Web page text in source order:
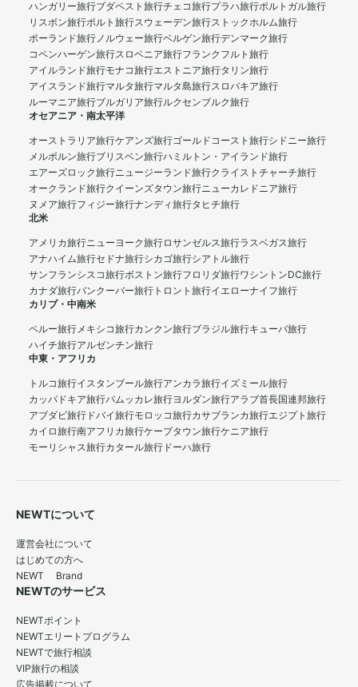
ハンガリー旅行ブダペスト旅行チェコ旅行プラハ旅行ポルトガル旅行
リスボン旅行ポルト旅行スウェーデン旅行ストックホルム旅行
ポーランド旅行ノルウェー旅行ベルゲン旅行デンマーク旅行
コペンハーゲン旅行スロベニア旅行フランクフルト旅行
アイルランド旅行モナコ旅行エストニア旅行タリン旅行
アイスランド旅行マルタ旅行マルタ島旅行スロバキア旅行
ルーマニア旅行ブルガリア旅行ルクセンブルク旅行
オセアニア・南太平洋
オーストラリア旅行ケアンズ旅行ゴールドコースト旅行シドニー旅行
メルボルン旅行ブリスベン旅行ハミルトン・アイランド旅行
エアーズロック旅行ニュージーランド旅行クライストチャーチ旅行
オークランド旅行クイーンズタウン旅行ニューカレドニア旅行
ヌメア旅行フィジー旅行ナンディ旅行タヒチ旅行
北米
アメリカ旅行ニューヨーク旅行ロサンゼルス旅行ラスベガス旅行
アナハイム旅行セドナ旅行シカゴ旅行シアトル旅行
サンフランシスコ旅行ボストン旅行フロリダ旅行ワシントンDC旅行
カナダ旅行バンクーバー旅行 トロント旅行イエローナイフ旅行
カリブ・中南米
ペルー旅行メキシコ旅行カンクン旅行ブラジル旅行キューバ旅行
ハイチ旅行アルゼンチン旅行
中東・アフリカ
トルコ旅行イスタンブール旅行アンカラ旅行イズミール旅行
カッパドキア旅行パムッカレ旅行ヨルダン旅行アラブ首長国連邦旅行
アブダビ旅行 ドバイ旅行モロッコ旅行カサブランカ旅行エジプト旅行
カイロ旅行南アフリカ旅行ケープタウン旅行ケニア旅行
モーリシャス旅行カタール旅行 ドーハ旅行
NEWTについて
運営会社について
はじめての方へ
NEWT Brand
NEWTのサービス
NEWTポイント
NEWTエリートプログラム
NEWTで旅行相談
VIP旅行の相談